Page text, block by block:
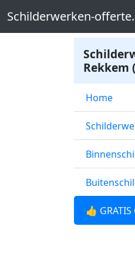
Schilderwerken-
Rekkem
Home
👍 GRATIS